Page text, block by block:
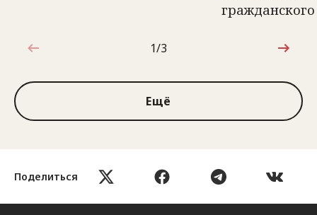
Поделиться
1 из 3
1/3
Ещё